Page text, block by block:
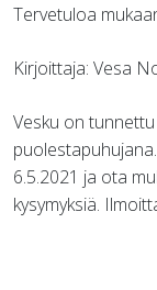
Tervetuloa
Kirjoittaja: Vesa
Vesku on
6.5.2021 ja ota
kysymyksiä.